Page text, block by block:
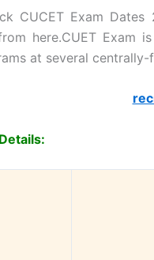
CUCET Exam
here.CUET Exam
at several centrally-